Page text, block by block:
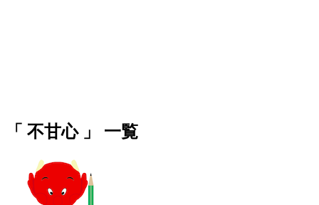
「 不甘心 」 一覧